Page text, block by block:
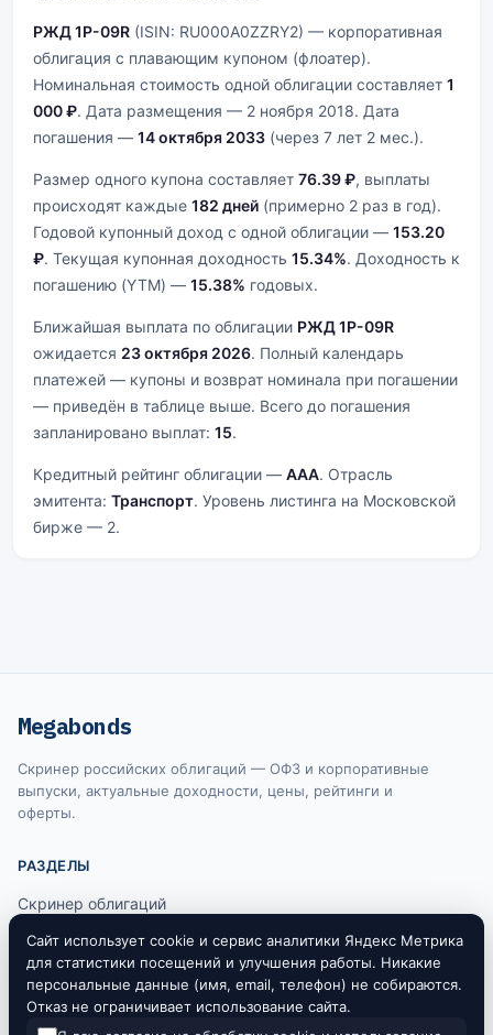
РЖД 1Р-09R (ISIN: RU000A0ZZRY2) — корпоративная
облигация с плавающим купоном (флоатер).
Номинальная стоимость одной облигации составляет 1
000 ₽. Дата размещения — 2 ноября 2018. Дата
погашения — 14 октября 2033 (через 7 лет 2 мес.).
Размер одного купона составляет 76.39 ₽, выплаты
происходят каждые 182 дней (примерно 2 раз в год).
Годовой купонный доход с одной облигации — 153.20
₽. Текущая купонная доходность 15.34%. Доходность к
погашению (YTM) — 15.38% годовых.
Ближайшая выплата по облигации РЖД 1Р-09R
ожидается 23 октября 2026. Полный календарь
платежей — купоны и возврат номинала при погашении
— приведён в таблице выше. Всего до погашения
запланировано выплат: 15.
Кредитный рейтинг облигации — AAA. Отрасль
эмитента: Транспорт. Уровень листинга на Московской
бирже — 2.
Megabonds
Скринер российских облигаций — ОФЗ и корпоративные
выпуски, актуальные доходности, цены, рейтинги и
оферты.
РАЗДЕЛЫ
Скринер облигаций
Ключевая ставка ЦБ
RUONIA
Сайт использует cookie и сервис аналитики Яндекс Метрика
для статистики посещений и улучшения работы. Никакие
персональные данные (имя, email, телефон) не собираются.
Отказ не ограничивает использование сайта.